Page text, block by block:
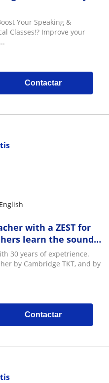
Your Speaking &
Classes!? Improve your
Contactar
with a ZEST for
learn the sounds
Language
30 years of expetrience.
by Cambridge TKT, and by
Contactar